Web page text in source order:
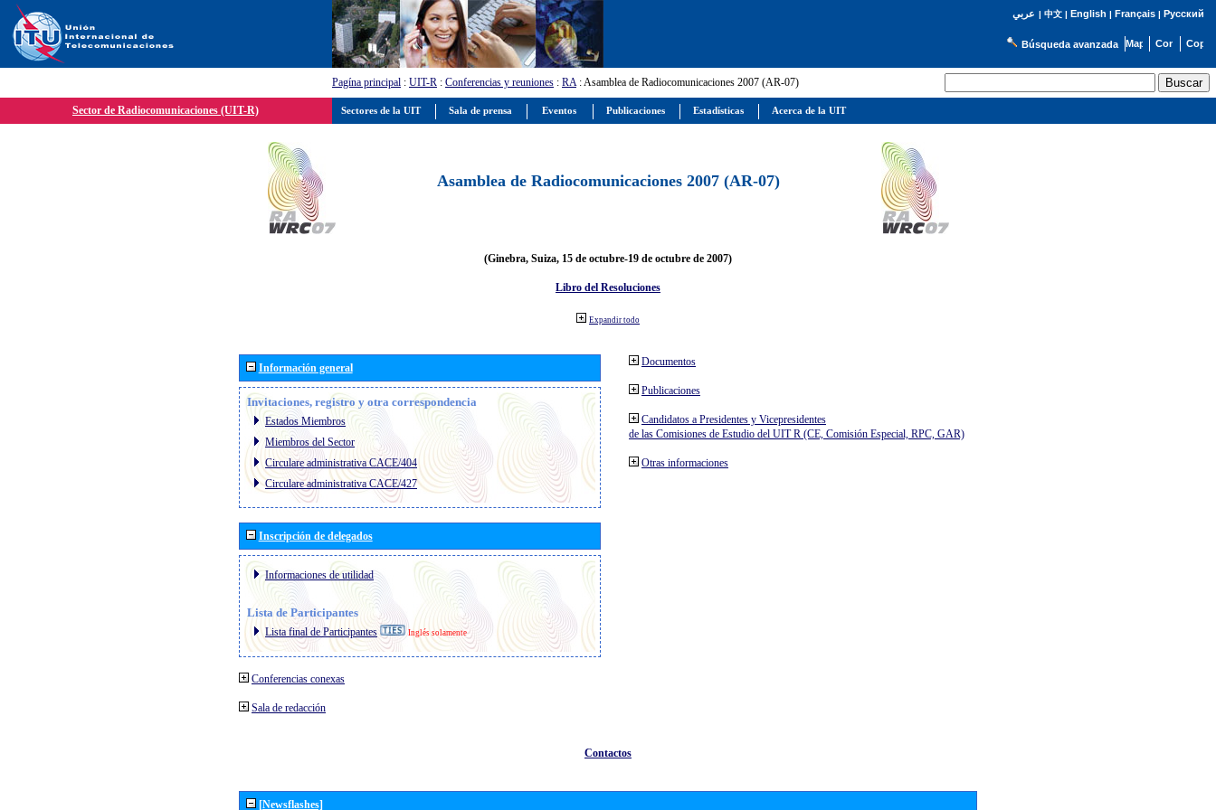
عربي | 中文| English | Français| Русский
Búsqueda avanzada
Pagína principal : UIT-R : Conferencias y reuniones : RA: Asamblea de Radiocomunicaciones 2007 (AR-07)
Sector de Radiocomunicaciones (UIT-R)
Asamblea de Radiocomunicaciones 2007 (AR-07)
(Ginebra, Suiza, 15 de octubre-19 de octubre de 2007)
Libro del Resoluciones
Expandir todo
Información general
Invitaciones, registro y otra correspondencia
Estados Miembros
Miembros del Sector
Circulare administrativa CACE/404
Circulare administrativa CACE/427
Inscripción de delegados
Informaciones de utilidad
Lista de Participantes
Lista final de Participantes Inglés solamente
Conferencias conexas
Sala de redacción
Documentos
Publicaciones
Candidatos a Presidentes y Vicepresidentes
de las Comisiones de Estudio del UIT R (CE, Comisión Especial, RPC, GAR)
Otras informaciones
Contactos
[Newsflashes]
Sectores de la UIT Sala de prensa Eventos Publicaciones Estadísticas Acerca de la UIT